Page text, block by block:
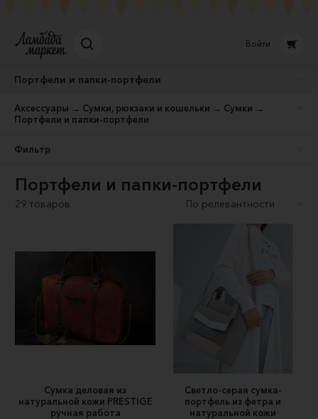
Войти
Портфели и папки-портфели
Аксессуары → Сумки, рюкзаки и кошельки → Сумки →
Портфели и папки-портфели
Фильтр
Портфели и папки-портфели
29 товаров
Сумка деловая из
натуральной кожи PRESTIGE
ручная работа
Светло-серая сумка-
портфель из фетра и
натуральной кожи